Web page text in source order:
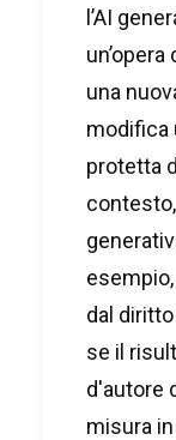
l’AI
una
modifica
protetta
dal
se il
d'autore
misura